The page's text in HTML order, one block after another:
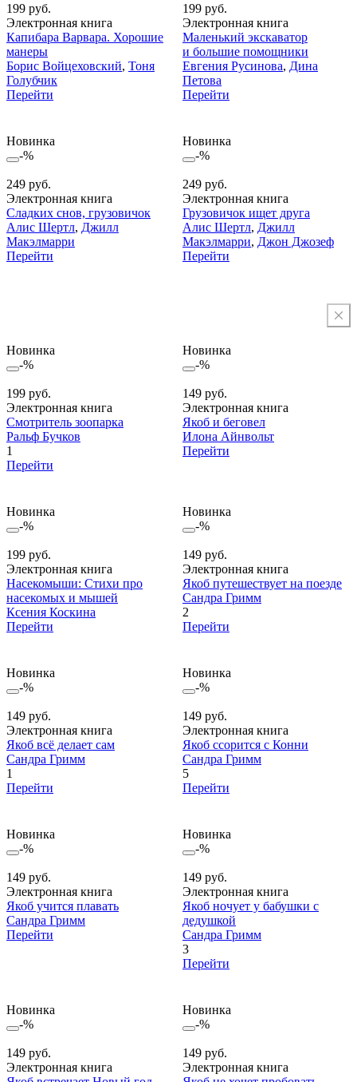
199 руб.
Электронная книга
Капибара Варвара. Хорошие
манеры
Борис Войцеховский, Тоня
Голубчик
Перейти
199 руб.
Электронная книга
Маленький экскаватор
и большие помощники
Евгения Русинова, Дина
Петова
Перейти
Новинка
-%
249 руб.
Электронная книга
Сладких снов, грузовичок
Алис Шертл, Джилл
Макэлмарри
Перейти
Новинка
-%
249 руб.
Электронная книга
Грузовичок ищет друга
Алис Шертл, Джилл
Макэлмарри, Джон Джозеф
Перейти
Новинка
-%
199 руб.
Электронная книга
Смотритель зоопарка
Ральф Бучков
1
Перейти
Новинка
-%
149 руб.
Электронная книга
Якоб и беговел
Илона Айнвольт
Перейти
Новинка
-%
199 руб.
Электронная книга
Насекомыши: Стихи про
насекомых и мышей
Ксения Коскина
Перейти
Новинка
-%
149 руб.
Электронная книга
Якоб путешествует на поезде
Сандра Гримм
2
Перейти
Новинка
-%
149 руб.
Электронная книга
Якоб всё делает сам
Сандра Гримм
1
Перейти
Новинка
-%
149 руб.
Электронная книга
Якоб ссорится с Конни
Сандра Гримм
5
Перейти
Новинка
-%
149 руб.
Электронная книга
Якоб учится плавать
Сандра Гримм
Перейти
Новинка
-%
149 руб.
Электронная книга
Якоб ночует у бабушки с
дедушкой
Сандра Гримм
3
Перейти
Новинка
-%
149 руб.
Электронная книга
Новинка
-%
149 руб.
Электронная книга